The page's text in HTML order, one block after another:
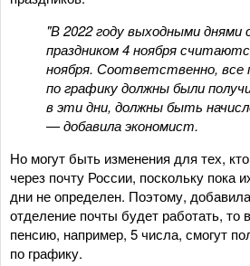
"В 2022 году выходными днями
праздником 4 ноября
ноября. Соответственно, все
по графику должны были
в эти дни, должны быть
— добавила экономист.
Но могут быть изменения для тех,
через почту России, поскольку пока
дни не определен. Поэтому,
отделение почты будет работать, то
пенсию, например, 5 числа, смогут
по графику.